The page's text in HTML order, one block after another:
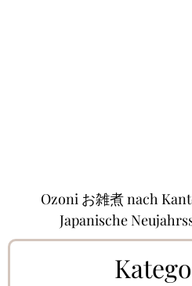
Ozoni お雑煮 nach
Japanische